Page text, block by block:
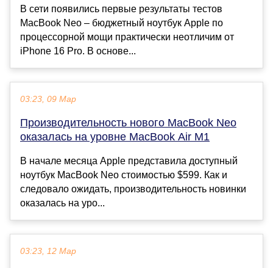
В сети появились первые результаты тестов
MacBook Neo – бюджетный ноутбук Apple по
процессорной мощи практически неотличим от
iPhone 16 Pro. В основе...
03:23, 09 Мар
Производительность нового MacBook Neo
оказалась на уровне MacBook Air M1
В начале месяца Apple представила доступный
ноутбук MacBook Neo стоимостью $599. Как и
следовало ожидать, производительность новинки
оказалась на уро...
03:23, 12 Мар